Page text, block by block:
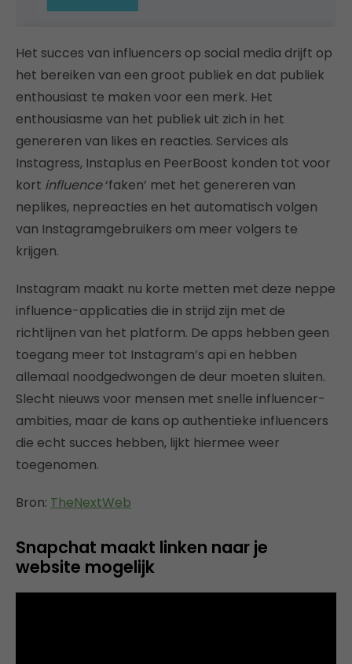
Het succes van influencers op social media drijft op
het bereiken van een groot publiek en dat publiek
enthousiast te maken voor een merk. Het
enthousiasme van het publiek uit zich in het
genereren van likes en reacties. Services als
Instagress, Instaplus en PeerBoost konden tot voor
kort influence‘faken’ met het genereren van
neplikes, nepreacties en het automatisch volgen
van Instagramgebruikers om meer volgers te
krijgen.
Instagram maakt nu korte metten met deze neppe
influence-applicaties die in strijd zijn met de
richtlijnen van het platform. De apps hebben geen
toegang meer tot Instagram’s api en hebben
allemaal noodgedwongen de deur moeten sluiten.
Slecht nieuws voor mensen met snelle influencer-
ambities, maar de kans op authentieke influencers
die echt succes hebben, lijkt hiermee weer
toegenomen.
Bron: TheNextWeb
Snapchat maakt linken naar je
website mogelijk